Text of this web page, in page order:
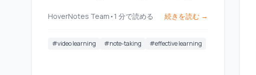
HoverNotes Team • 1 分で読める 続きを読む →
#video learning #note-taking #effective learning